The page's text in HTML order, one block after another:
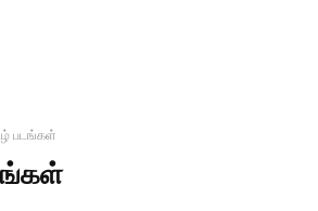
படங்கள்